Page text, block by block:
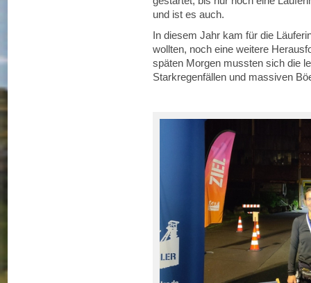
und ist es auch.
In diesem Jahr kam für die
wollten, noch eine weitere
späten Morgen mussten sich die
Starkregenfällen und massiven